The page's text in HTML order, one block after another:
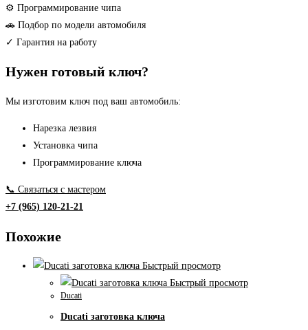
ключа
⚙ Программирование чипа
🚗 Подбор по модели автомобиля
✓ Гарантия на работу
Нужен готовый ключ?
Мы изготовим ключ под ваш автомобиль:
Нарезка лезвия
Установка чипа
Программирование ключа
📞 Связаться с мастером
+7 (965) 120-21-21
Похожие
Быстрый просмотр
Быстрый просмотр
Ducati
Ducati заготовка ключа